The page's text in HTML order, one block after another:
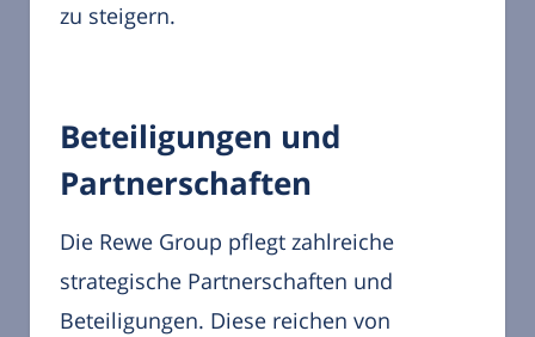
zu steigern.
Beteiligungen und
Partnerschaften
Die Rewe Group pflegt zahlreiche
strategische Partnerschaften und
Beteiligungen. Diese reichen von